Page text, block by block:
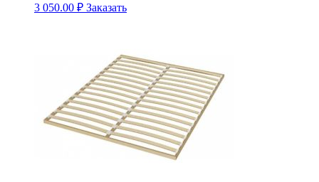
3 050.00 ₽ Заказать